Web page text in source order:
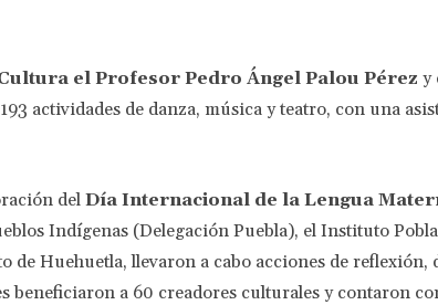
el Profesor Pedro Ángel Palou Pérez y
actividades de danza, música y teatro, con una
del Día Internacional de la Lengua
Indígenas (Delegación Puebla), el Instituto
de Huehuetla, llevaron a cabo acciones de
beneficiaron a 60 creadores culturales y contaron